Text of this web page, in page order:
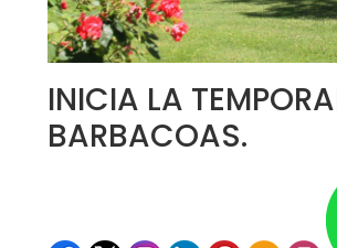
INICIA LA
BARBACOAS.